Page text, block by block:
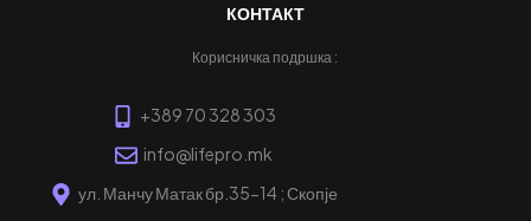
КОНТАКТ
Корисничка подршка :
+389 70 328 303
info@lifepro.mk
ул. Манчу Матак бр.35-14 ; Скопје